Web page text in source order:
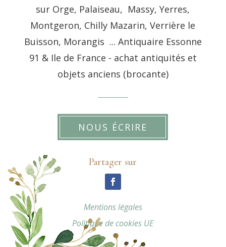
sur Orge, Palaiseau, Massy, Yerres,
Montgeron, Chilly Mazarin, Verrière le
Buisson, Morangis ... Antiquaire Essonne
91 & Ile de France - achat antiquités et
objets anciens (brocante)
NOUS ÉCRIRE
Partager sur
Mentions légales
Politique de cookies UE